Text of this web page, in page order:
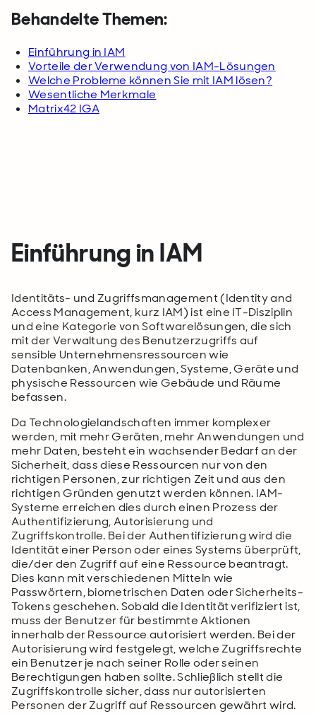
Behandelte Themen:
Einführung in IAM
Vorteile der Verwendung von IAM-Lösungen
Welche Probleme können Sie mit IAM lösen?
Wesentliche Merkmale
Matrix42 IGA
Einführung in IAM
Identitäts- und Zugriffsmanagement (Identity and
Access Management, kurz IAM) ist eine IT-Disziplin
und eine Kategorie von Softwarelösungen, die sich
mit der Verwaltung des Benutzerzugriffs auf
sensible Unternehmensressourcen wie
Datenbanken, Anwendungen, Systeme, Geräte und
physische Ressourcen wie Gebäude und Räume
befassen.
Da Technologielandschaften immer komplexer
werden, mit mehr Geräten, mehr Anwendungen und
mehr Daten, besteht ein wachsender Bedarf an der
Sicherheit, dass diese Ressourcen nur von den
richtigen Personen, zur richtigen Zeit und aus den
richtigen Gründen genutzt werden können. IAM-
Systeme erreichen dies durch einen Prozess der
Authentifizierung, Autorisierung und
Zugriffskontrolle. Bei der Authentifizierung wird die
Identität einer Person oder eines Systems überprüft,
die/der den Zugriff auf eine Ressource beantragt.
Dies kann mit verschiedenen Mitteln wie
Passwörtern, biometrischen Daten oder Sicherheits-
Tokens geschehen. Sobald die Identität verifiziert ist,
muss der Benutzer für bestimmte Aktionen
innerhalb der Ressource autorisiert werden. Bei der
Autorisierung wird festgelegt, welche Zugriffsrechte
ein Benutzer je nach seiner Rolle oder seinen
Berechtigungen haben sollte. Schließlich stellt die
Zugriffskontrolle sicher, dass nur autorisierten
Personen der Zugriff auf Ressourcen gewährt wird.